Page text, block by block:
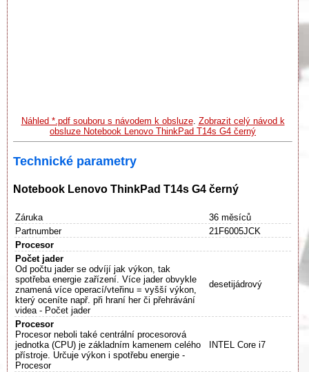
Náhled *.pdf souboru s návodem k obsluze. Zobrazit celý návod k
obsluze Notebook Lenovo ThinkPad T14s G4 černý
Technické parametry
Notebook Lenovo ThinkPad T14s G4 černý
Záruka
36 měsíců
Partnumber
21F6005JCK
Procesor
Počet jader
Od počtu jader se odvíjí jak výkon, tak
spotřeba energie zařízení. Více jader obvykle
znamená více operací/vteřinu = vyšší výkon,
který oceníte např. při hraní her či přehrávání
videa - Počet jader
desetijádrový
Procesor
Procesor neboli také centrální procesorová
jednotka (CPU) je základním kamenem celého
přístroje. Určuje výkon i spotřebu energie -
Procesor
INTEL Core i7